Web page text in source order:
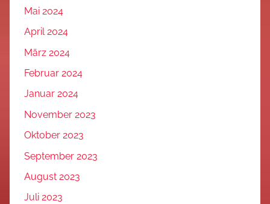
Mai 2024
April 2024
März 2024
Februar 2024
Januar 2024
November 2023
Oktober 2023
September 2023
August 2023
Juli 2023